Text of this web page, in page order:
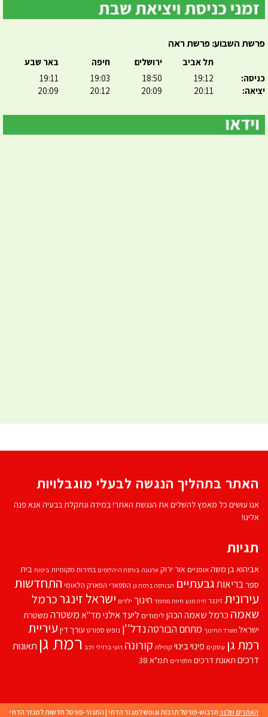
פרשת השבוע: פרשת ראה
כניסה:
יציאה:
תל אביב
19:12
20:11
ירושלים
18:50
20:09
חיפה
19:03
20:12
באר שבע
19:11
20:09
האתר בתהליך הנגשה לבעלי מוגבלויות
אנו עושים כל מאמץ להשלים את הנגשת האתר! במידה ונתקלת בבעיה אנא פנה
אלינו!
תגיות
אביהוא בן משהאופניים אור ירוק ארנונה בורסת היהלומים בחירות מקומיות ביטוח בית
ספרבריאותגבעתיים הבורסה ברמת גן הספארי הפארק הלאומי התחדשות
עירוניתזינגר חיה מנע חיות מחמד חינוך ילדים ישראל זינגרכרמל
שאמה כרמל שאמה הכהן לימודים ליעד אילנימד''אמשטרה משטרת
ישראל משרד החינוך מתחם הבורסהנדל''ן נופש ספורט עורך דין עיריית
רמת גן עסקים פינוי בינוי קהילה קורונה רועי ברזילי רכב רמת גן תאונות
דרכים תאונת דרכים תלמידים תמ"א 38
האתרים שלנו: תרבוש-פורטל תרבות ונופש למגזר הדתי | המגזר-פורטל חדשות למגזר הדתי